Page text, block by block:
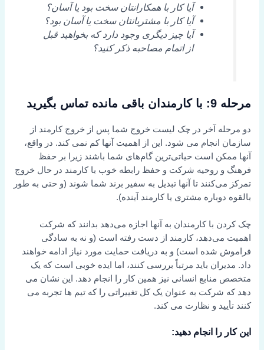
آیا کار با همکارانتان سخت بود یا آسان؟
آیا کار با مشتریانتان سخت یا آسان بود؟
آیا چیز دیگری وجود دارد که بخواهید قبل
از اتمام مصاحبه ذکر کنید؟
مرحله 9: با کارمندان باقی مانده تماس بگیرید
دو مرحله آخر در چک لیست خروج شما پس از خروج کارمند از
سازمان انجام می شود. این از اهمیت آنها کم نمی کند. در واقع،
آنها ممکن است حیاتی‌ترین گام‌های شما باشند زیرا بر حفظ
فرهنگ و روحیه شرکت و حفظ رابطه خوب با کارمند در حال خروج
تمرکز می‌کنند تا آنها تبدیل به سفیر برند شما شوند (و حتی به طور
بالقوه دوباره مشتری یا کارمند آینده).
چک کردن با کارمندان به آنها اجازه می‌دهد بدانند که شرکت
اهمیت می‌دهد، کارمند از دست رفته است (و نه به سادگی
فراموش شده است) و به دریافت حمایت مورد نیاز ادامه خواهند
داد. مدیران باید مرتباً بررسی کنند، اما ایده خوبی است که یک
متخصص منابع انسانی نیز همین کار را انجام دهد. این نشان می
دهد که شرکت به عنوان یک کل تغییراتی را که تیم ها تجربه می
کنند تأیید و نظارت می کند.
این کار را انجام دهید: